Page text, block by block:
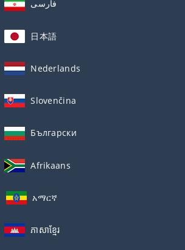
فارسی
日本語
Nederlands
Slovenčina
Български
Afrikaans
አማርኛ
ភាសាខ្មែរ